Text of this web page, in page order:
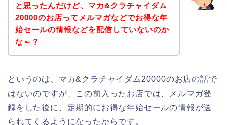
と思ったんだけど、マカ&クラチャイダム
20000のお店ってメルマガなどでお得な年
始セールの情報などを配信していないのか
な～？
というのは、マカ&クラチャイダム20000のお店の話で
はないのですが、この前入ったお店では、メルマガ登
録をした後に、定期的にお得な年始セールの情報が送
られてくるようになったからです。